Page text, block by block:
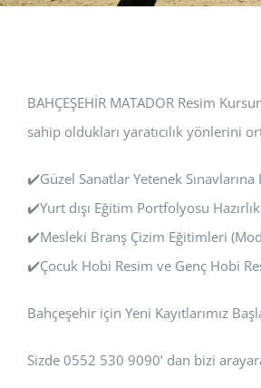
BAHÇEŞEHİR MATADOR Resim
sahip oldukları yaratıcılık yönlerini
✔️Güzel Sanatlar Yetenek Sınavlarına
✔️Yurt dışı Eğitim Portfolyosu
✔️Mesleki Branş Çizim Eğitimleri
✔️Çocuk Hobi Resim ve Genç Hobi
Bahçeşehir için Yeni Kayıtlarımız
Sizde 0552 530 9090’ dan bizi